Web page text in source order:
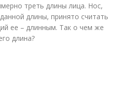
треть длины лица. Нос,
длины, принято считать
ее – длинным. Так о чем же
длина?